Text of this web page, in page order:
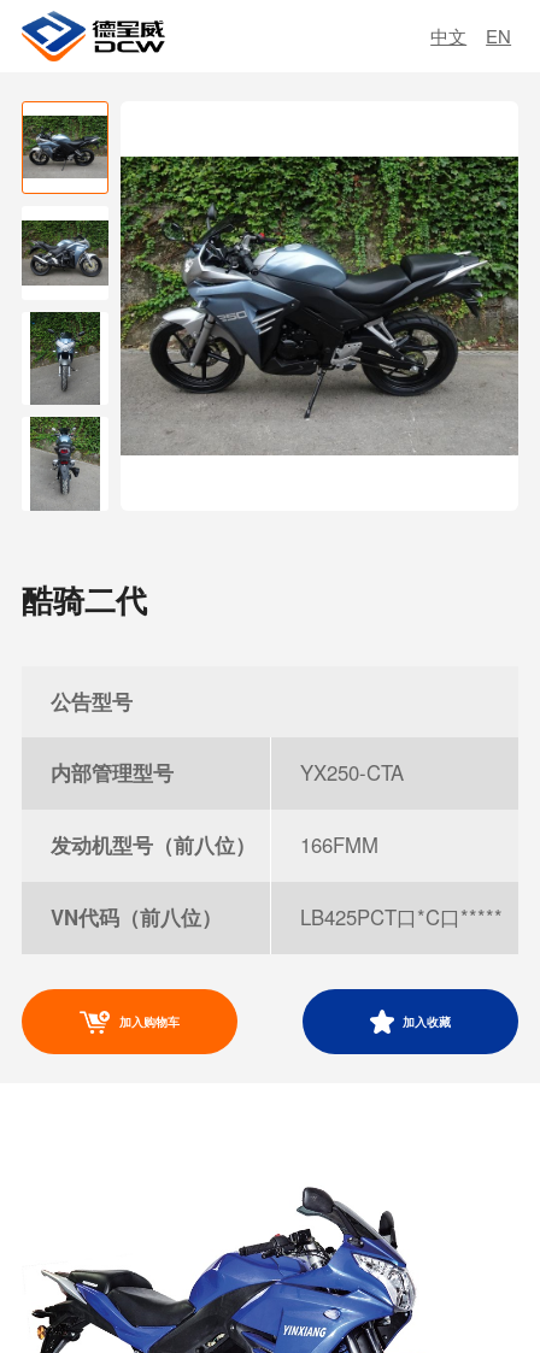
中文 EN
酷骑二代
公告型号
内部管理型号 YX250-CTA
发动机型号（前八位） 166FMM
VN代码（前八位） LB425PCT口*C口*****